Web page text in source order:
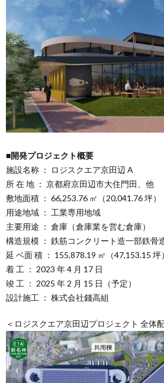
■開発プロジェクト概要
施設名称 ： ロジスクエア京田辺 A
所 在 地 ： 京都府京田辺市大住門田、他
敷地面積 ： 66,253.76 ㎡（20,041.76 坪）
用途地域 ： 工業専用地域
主要用途 ： 倉庫（倉庫業を営む倉庫）
構造規模 ： 鉄筋コンクリート造一部鉄骨
延 ベ面 積 ： 155,878.19 ㎡（47,153.15 坪
着 工 ： 2023 年 4 月 17 日
竣 工 ： 2025 年 2 月 15 日（予定）
設計施工 ： 株式会社錢高組
＜ロジスクエア京田辺プロジェクト 全体